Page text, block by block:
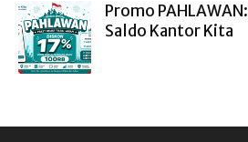
Promo
Saldo Kantor Kita